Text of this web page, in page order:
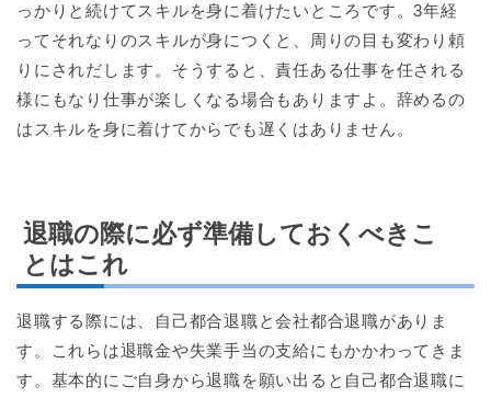
っかりと続けてスキルを身に着けたいところです。3年経
ってそれなりのスキルが身につくと、周りの目も変わり頼
りにされだします。そうすると、責任ある仕事を任される
様にもなり仕事が楽しくなる場合もありますよ。辞めるの
はスキルを身に着けてからでも遅くはありません。
退職の際に必ず準備しておくべきこ
とはこれ
退職する際には、自己都合退職と会社都合退職がありま
す。これらは退職金や失業手当の支給にもかかわってきま
す。基本的にご自身から退職を願い出ると自己都合退職に